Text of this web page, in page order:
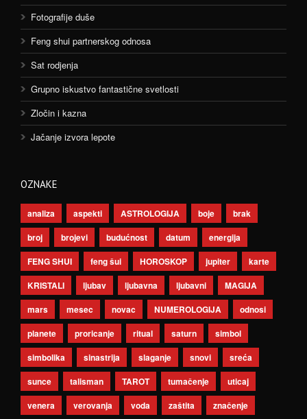
Fotografije duše
Feng shui partnerskog odnosa
Sat rodjenja
Grupno iskustvo fantastične svetlosti
Zločin i kazna
Jačanje izvora lepote
OZNAKE
analiza aspekti ASTROLOGIJA boje
brak
broj
brojevi budućnost datum
energija
FENG SHUI
feng šui HOROSKOP jupiter
karte
KRISTALI
ljubav ljubavna ljubavni
MAGIJA
mars
mesec novac NUMEROLOGIJA
odnosi
planete
proricanje ritual saturn
simbol
simbolika
sinastrija slaganje snovi
sreća
sunce
talisman TAROT tumačenje
uticaj
venera
verovanja voda zaštita značenje